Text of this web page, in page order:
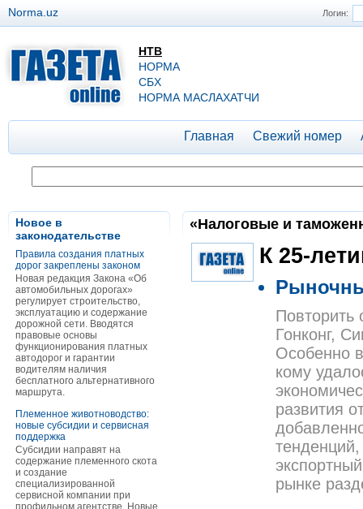
Логин:
Norma.uz
НТВ
НОРМА
СБХ
НОРМА МАСЛАХАТЧИ
Главная Свежий номер
Новое в
законодательстве
Правила создания платных
дорог закреплены законом
Новая редакция Закона «Об
автомобильных дорогах»
регулирует строительство,
эксплуатацию и содержание
дорожной сети. Вводятся
правовые основы
функционирования платных
автодорог и гарантии
водителям наличия
бесплатного альтернативного
маршрута.
Племенное животноводство:
новые субсидии и сервисная
поддержка
Субсидии направят на
содержание племенного скота
и создание
специализированной
сервисной компании при
профильном агентстве. Новые
«Налоговые и
К 25-
Повторить
Гонконг,
Особенно
кому
развития
рынке